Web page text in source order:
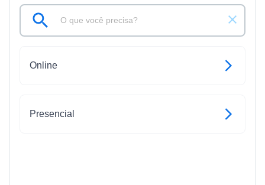
Online
Presencial